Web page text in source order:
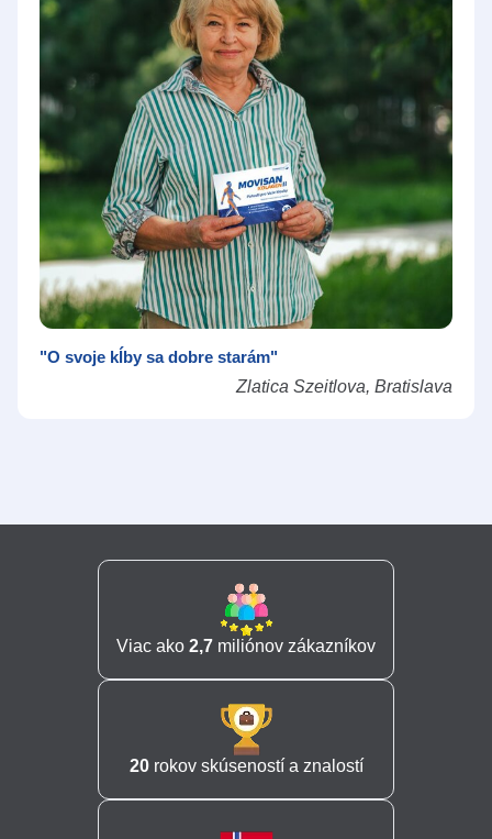
"O svoje kĺby sa dobre starám"
Zlatica Szeitlova, Bratislava
Viac ako 2,7 miliónov zákazníkov
20rokov skúseností a znalostí